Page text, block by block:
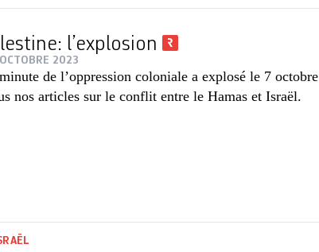
l’explosion
2023
de l’oppression coloniale a explosé le 7 octobre
nos articles sur le conflit entre le Hamas et Israël.